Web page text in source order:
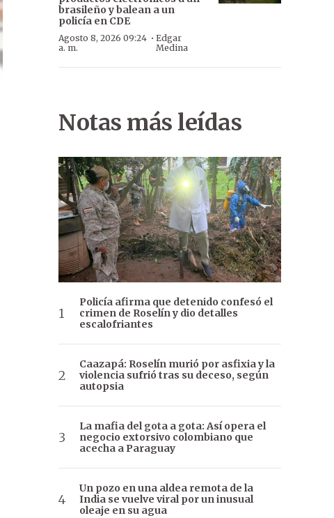
brasileño y balean a un
policía en CDE
Agosto 8, 2026 09:24
a. m.
· Edgar
Medina
Notas más leídas
Policía afirma que detenido confesó el
crimen de Roselín y dio detalles
escalofriantes
Caazapá: Roselín murió por asfixia y la
violencia sufrió tras su deceso, según
autopsia
La mafia del gota a gota: Así opera el
negocio extorsivo colombiano que
acecha a Paraguay
Un pozo en una aldea remota de la
India se vuelve viral por un inusual
oleaje en su agua